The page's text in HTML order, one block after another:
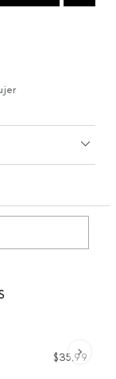
$35,99